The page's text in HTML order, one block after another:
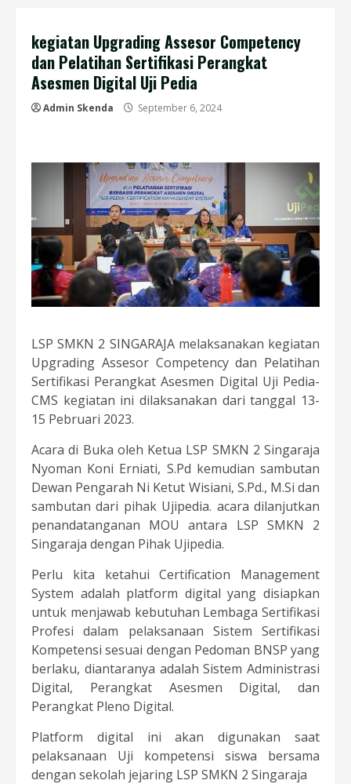
kegiatan Upgrading Assesor Competency
dan Pelatihan Sertifikasi Perangkat
Asesmen Digital Uji Pedia
Admin Skenda September 6, 2024
LSP SMKN 2 SINGARAJA melaksanakan kegiatan
Upgrading Assesor Competency dan Pelatihan
Sertifikasi Perangkat Asesmen Digital Uji Pedia-
CMS kegiatan ini dilaksanakan dari tanggal 13-
15 Pebruari 2023.
Acara di Buka oleh Ketua LSP SMKN 2 Singaraja
Nyoman Koni Erniati, S.Pd kemudian sambutan
Dewan Pengarah Ni Ketut Wisiani, S.Pd., M.Si dan
sambutan dari pihak Ujipedia. acara dilanjutkan
penandatanganan MOU antara LSP SMKN 2
Singaraja dengan Pihak Ujipedia.
Perlu kita ketahui Certification Management
System adalah platform digital yang disiapkan
untuk menjawab kebutuhan Lembaga Sertifikasi
Profesi dalam pelaksanaan Sistem Sertifikasi
Kompetensi sesuai dengan Pedoman BNSP yang
berlaku, diantaranya adalah Sistem Administrasi
Digital, Perangkat Asesmen Digital, dan
Perangkat Pleno Digital.
Platform digital ini akan digunakan saat
pelaksanaan Uji kompetensi siswa bersama
dengan sekolah jejaring LSP SMKN 2 Singaraja